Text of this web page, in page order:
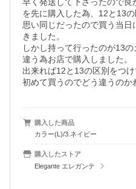
を先に購入した為、12と13
思い同じだったので買う当
きました。
しかし持って行ったのが13
違う為お店で購入しました。
出来れば12と13の区別をつ
初めて買うのでどう違うのか
購入した商品
カラー(L)/3.ネイビー
購入したストア
Elegante エレガンテ